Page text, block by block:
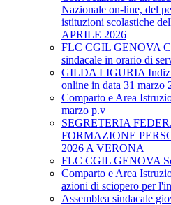
Nazionale on-line, del
istituzioni scolastiche
APRILE 2026
FLC CGIL GENOVA
sindacale in orario di
GILDA LIGURIA
online in data 31 marzo
Comparto e Area
marzo p.v
SEGRETERIA
FORMAZIONE
2026 A VERONA
FLC CGIL GENOVA
Comparto e Area
azioni di sciopero per
Assemblea sindacale